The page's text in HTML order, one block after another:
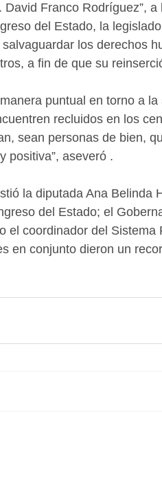
Franco Rodríguez”,
del Estado, la
los derechos
a fin de que su
puntual en torno a
recluidos en los
sean personas de bien,
positiva”, aseveró .
la diputada Ana Belinda
del Estado; el
el coordinador del Sistema
en conjunto dieron un